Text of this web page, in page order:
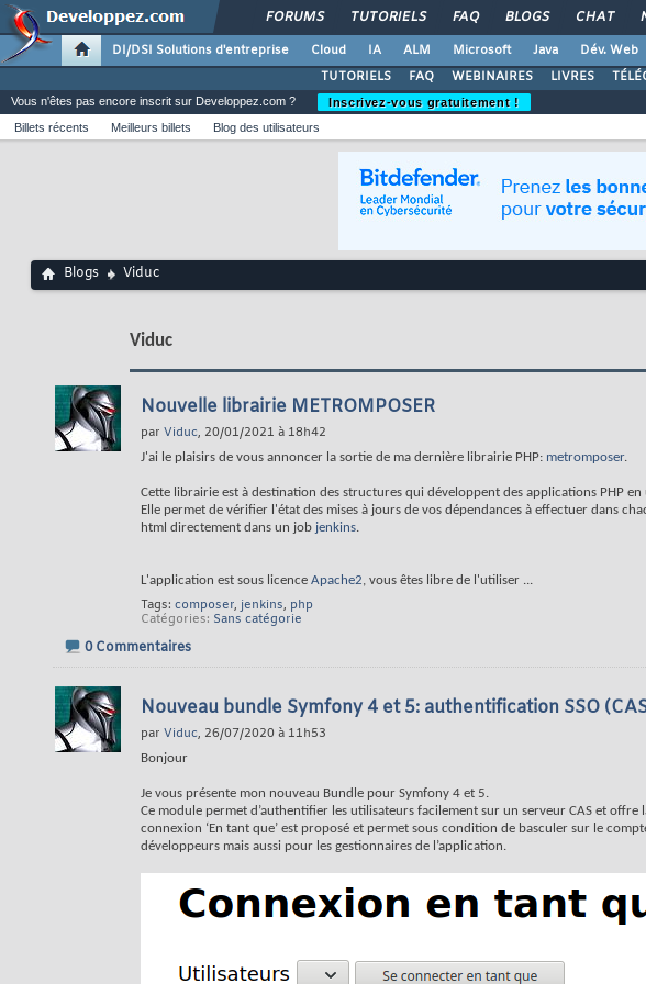
FORUMS TUTORIELS FAQ BLOGS CHAT
DI/DSI Solutions d'entreprise Cloud IA ALM Microsoft Java Dév. Web
TUTORIELS
FAQ WEBINAIRES LIVRES
Vous n'êtes pas encore inscrit sur Developpez.com ?
Inscrivez-vous gratuitement !
Billets récents
Meilleurs billets Blog des utilisateurs
Blogs Viduc
Viduc
Nouvelle librairie METROMPOSER
par Viduc, 20/01/2021 à 18h42
J'ai le plaisirs de vous annoncer la sortie de ma dernière librairie PHP: metromposer.
Cette librairie est à destination des structures qui développent des applications PHP
Elle permet de vérifier l'état des mises à jours de vos dépendances à effectuer dans
html directement dans un job jenkins.
L'application est sous licence Apache2, vous êtes libre de l'utiliser ...
Tags: composer, jenkins, php
Catégories Sans catégorie
0 Commentaires
Nouveau bundle Symfony 4 et 5: authentification SSO
par Viduc, 26/07/2020 à 11h53
Bonjour
Je vous présente mon nouveau Bundle pour Symfony 4 et 5.
Ce module permet d’authentifier les utilisateurs facilement sur un serveur CAS et
connexion ‘En tant que’ est proposé et permet sous condition de basculer sur le
développeurs mais aussi pour les gestionnaires de l’application.